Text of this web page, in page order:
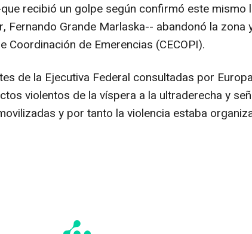
recibió un golpe según confirmó este mismo
Fernando Grande Marlaska-- abandonó la zona
Coordinación de Emerencias (CECOPI).
de la Ejecutiva Federal consultadas por Europa
violentos de la víspera a la ultraderecha y
y por tanto la violencia estaba